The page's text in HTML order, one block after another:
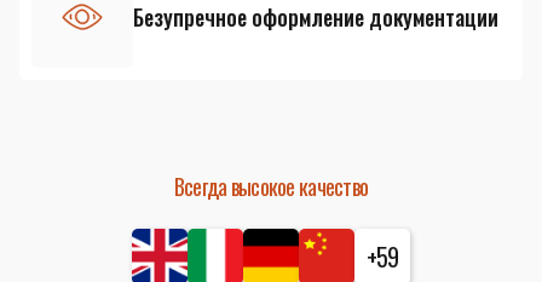
Безупречное оформление документации
Всегда высокое качество
+59